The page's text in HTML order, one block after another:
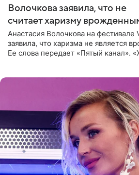
Волочкова заявила, что не
считает харизму
Анастасия Волочкова на фестивале
заявила, что харизма не является
Ее слова передает «Пятый канал».